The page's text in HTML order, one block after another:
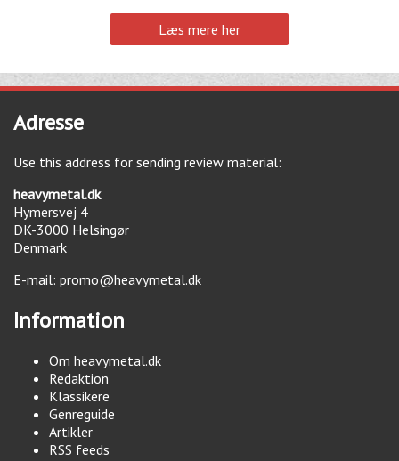
Læs mere her
Adresse
Use this address for sending review material:
heavymetal.dk
Hymersvej 4
DK-3000 Helsingør
Denmark
E-mail: promo@heavymetal.dk
Information
Om heavymetal.dk
Redaktion
Klassikere
Genreguide
Artikler
RSS feeds